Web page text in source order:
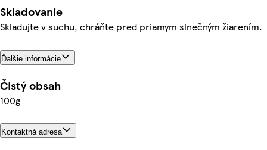
Skladovanie
Skladujte v suchu, chráňte pred priamym slnečným žiarením.
Ďalšie informácie
Čistý obsah
100g
Kontaktná adresa